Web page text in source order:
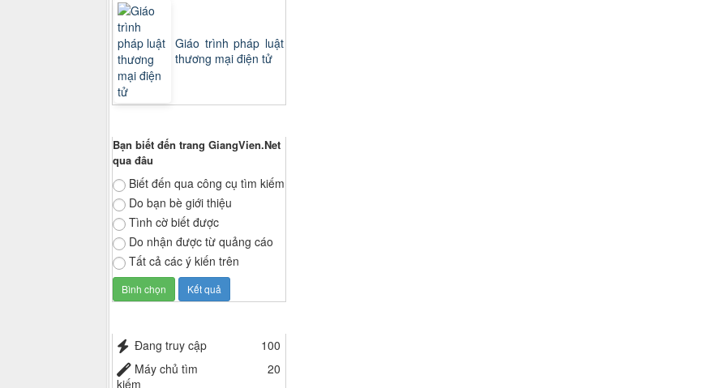
Giáo trình pháp luật
thương mại điện tử
Bạn biết đến trang GiangVien.Net
qua đâu
Biết đến qua công cụ tìm kiếm
Do bạn bè giới thiệu
Tình cờ biết được
Do nhận được từ quảng cáo
Tất cả các ý kiến trên
Đang truy cập
100
Máy chủ tìm
kiếm
20